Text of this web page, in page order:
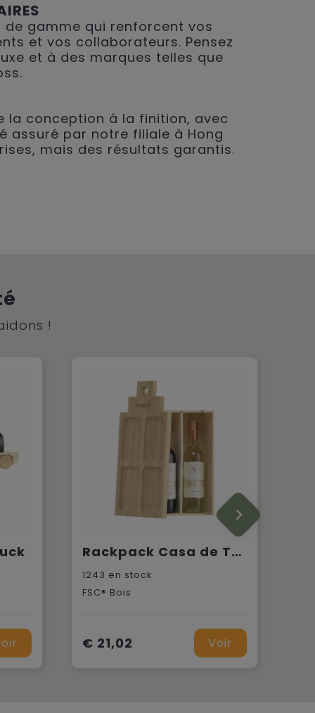
de gamme qui renforcent vos
et vos collaborateurs. Pensez
et à des marques telles que
la conception à la finition, avec
assuré par notre filiale à Hong
mais des résultats garantis.
!
Rackpack Casa de Tapas Large
1243 en stock
FSC® Bois
€ 21,02 Voir